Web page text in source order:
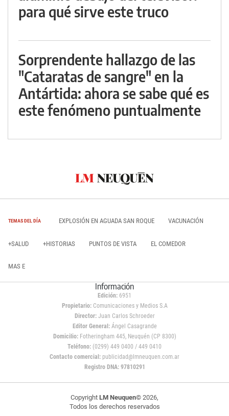
para qué sirve este truco
Sorprendente hallazgo de las
"Cataratas de sangre" en la
Antártida: ahora se sabe qué es
este fenómeno puntualmente
TEMAS DEL DÍA EXPLOSIÓN EN AGUADA SAN ROQUE VACUNACIÓN
+SALUD +HISTORIAS PUNTOS DE VISTA EL COMEDOR
MAS E
Información
Edición: 6951
Propietario:Comunicaciones y Medios S.A
Director: Juan Carlos Schroeder
Editor General:Ángel Casagrande
Domicilio:Fotheringham 445, Neuquén (CP 8300)
Teléfono: (0299) 449 0400 / 449 0410
Contacto comercial: publicidad@lmneuquen.com.ar
Registro DNA: 97810291
Copyright LM Neuquen© 2026,
Todos los derechos reservados